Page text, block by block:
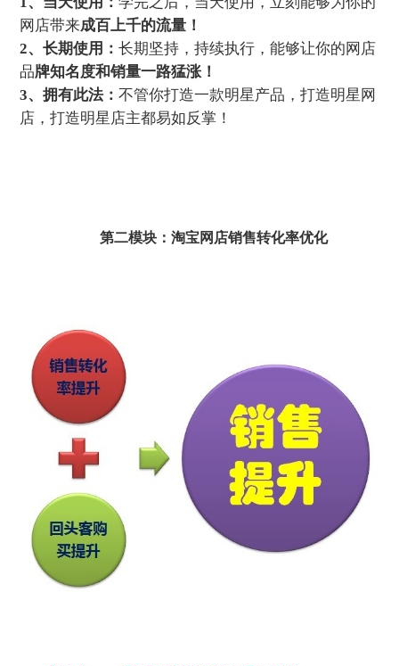
网店带来成百上千的流量！
2、长期使用：长期坚持，持续执行，能够让你的网店
品牌知名度和销量一路猛涨！
3、拥有此法：不管你打造一款明星产品，打造明星网
店，打造明星店主都易如反掌！
第二模块：淘宝网店销售转化率优化